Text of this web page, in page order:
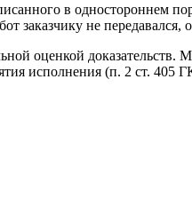
в одностороннем
заказчику не
оценкой
исполнения (п. 2 ст. 405